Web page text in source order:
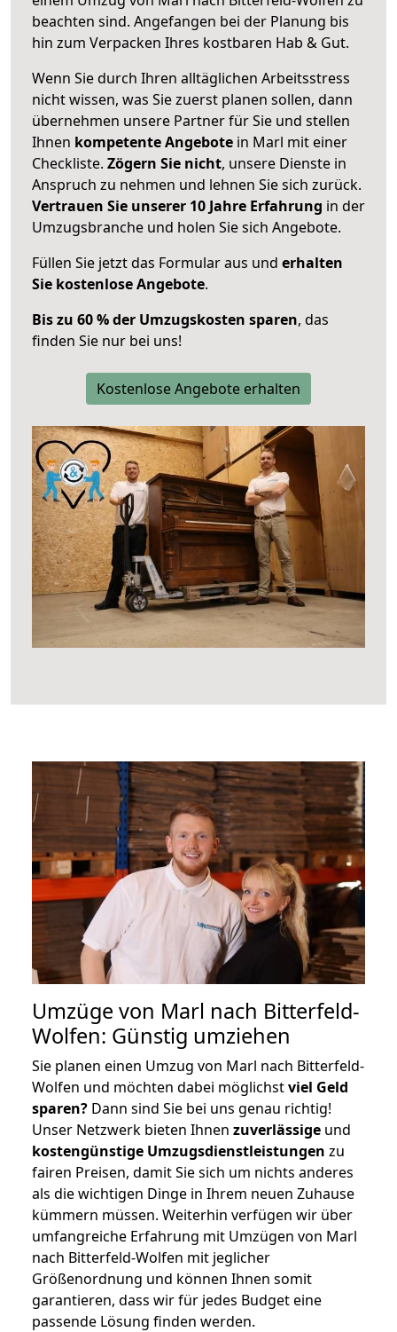
beachten sind. Angefangen bei der Planung bis
hin zum Verpacken Ihres kostbaren Hab & Gut.
Wenn Sie durch Ihren alltäglichen Arbeitsstress
nicht wissen, was Sie zuerst planen sollen, dann
übernehmen unsere Partner für Sie und stellen
Ihnen kompetente Angebote in Marl mit einer
Checkliste. Zögern Sie nicht, unsere Dienste in
Anspruch zu nehmen und lehnen Sie sich zurück.
Vertrauen Sie unserer 10 Jahre Erfahrung in der
Umzugsbranche und holen Sie sich Angebote.
Füllen Sie jetzt das Formular aus und erhalten
Sie kostenlose Angebote.
Bis zu 60 % der Umzugskosten sparen, das
finden Sie nur bei uns!
Kostenlose Angebote erhalten
Umzüge von Marl nach Bitterfeld-
Wolfen: Günstig umziehen
Sie planen einen Umzug von Marl nach Bitterfeld-
Wolfen und möchten dabei möglichstviel Geld
sparen? Dann sind Sie bei uns genau richtig!
Unser Netzwerk bieten Ihnen zuverlässige und
kostengünstige Umzugsdienstleistungen zu
fairen Preisen, damit Sie sich um nichts anderes
als die wichtigen Dinge in Ihrem neuen Zuhause
kümmern müssen. Weiterhin verfügen wir über
umfangreiche Erfahrung mit Umzügen von Marl
nach Bitterfeld-Wolfen mit jeglicher
Größenordnung und können Ihnen somit
garantieren, dass wir für jedes Budget eine
passende Lösung finden werden.